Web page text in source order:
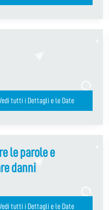
tutti i Dettagli e le Date
le parole e
danni
tutti i Dettagli e le Date